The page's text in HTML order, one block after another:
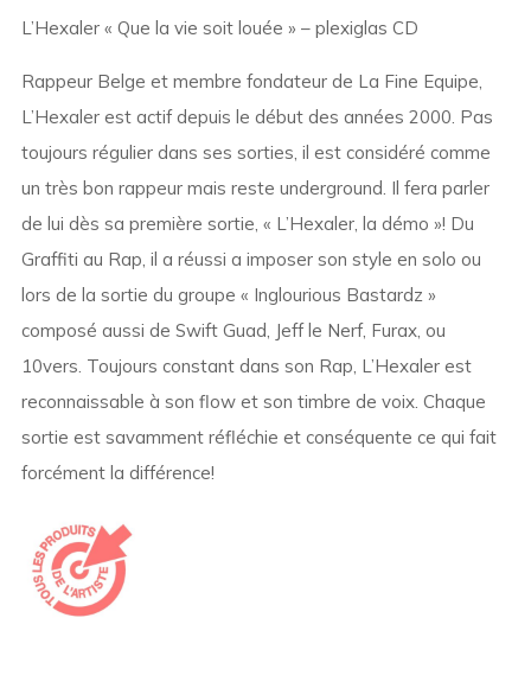
L’Hexaler « Que la vie soit louée » – plexiglas CD
Rappeur Belge et membre fondateur de La Fine Equipe,
L’Hexaler est actif depuis le début des années 2000. Pas
toujours régulier dans ses sorties, il est considéré comme
un très bon rappeur mais reste underground. Il fera parler
de lui dès sa première sortie, « L’Hexaler, la démo »! Du
Graffiti au Rap, il a réussi a imposer son style en solo ou
lors de la sortie du groupe « Inglourious Bastardz »
composé aussi de Swift Guad, Jeff le Nerf, Furax, ou
10vers. Toujours constant dans son Rap, L’Hexaler est
reconnaissable à son flow et son timbre de voix. Chaque
sortie est savamment réfléchie et conséquente ce qui fait
forcément la différence!